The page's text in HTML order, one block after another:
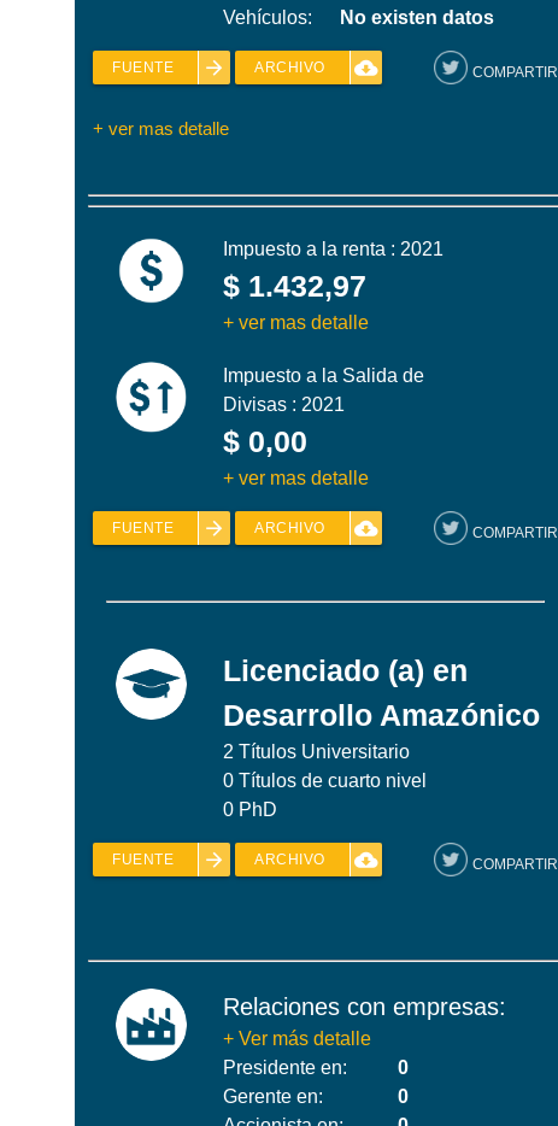
Vehículos:
No existen datos
arrow_forward
FUENTE cloud_download
ARCHIVO COMPARTIR
+ ver mas detalle
Impuesto a la renta : 2021
$ 1.432,97
+ ver mas detalle
Impuesto a la Salida de
Divisas : 2021
$ 0,00
+ ver mas detalle
arrow_forward
FUENTE cloud_download
ARCHIVO COMPARTIR
Licenciado (a) en
Desarrollo Amazónico
2 Títulos Universitario
0 Títulos de cuarto nivel
0 PhD
arrow_forward
FUENTE cloud_download
ARCHIVO COMPARTIR
Relaciones con empresas:
+ Ver más detalle
Presidente en:
Gerente en:
0
0